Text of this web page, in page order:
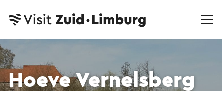
Hoeve Vernelsberg